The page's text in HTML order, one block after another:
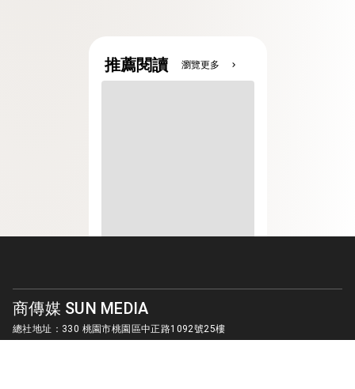
推薦閱讀 瀏覽更多 chevron_right
商傳媒 SUN MEDIA
總社地址：330 桃園市桃園區中正路1092號25樓